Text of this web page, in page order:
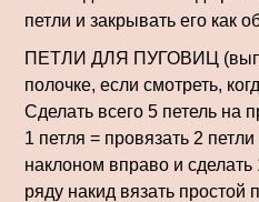
петли и закрывать его как
ПЕТЛИ ДЛЯ ПУГОВИЦ
полочке, если смотреть,
Сделать всего 5 петель на
1 петля = провязать 2
наклоном вправо и
ряду накид вязать простой